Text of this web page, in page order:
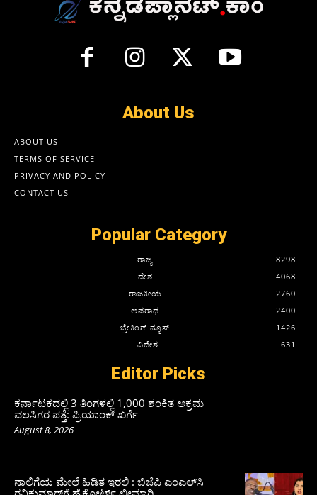
About Us
ABOUT US
TERMS OF SERVICE
PRIVACY AND POLICY
CONTACT US
Popular Category
ರಾಜ್ಯ
8298
ದೇಶ
4068
ರಾಜಕೀಯ
2760
ಅಪರಾಧ
2400
ಬ್ರೇಕಿಂಗ್ ನ್ಯೂಸ್
1426
ವಿದೇಶ
631
Editor Picks
ಕರ್ನಾಟಕದಲ್ಲಿ 3 ತಿಂಗಳಲ್ಲಿ 1,000 ಶಂಕಿತ ಅಕ್ರಮ
ವಲಸಿಗರ ಪತ್ತೆ: ಪ್ರಿಯಾಂಕ್‌ ಖರ್ಗೆ
August 8, 2026
ನಾಲಿಗೆಯ ಮೇಲೆ ಹಿಡಿತ ಇರಲಿ : ಬಿಜೆಪಿ ಎಂಎಲ್‌ಸಿ